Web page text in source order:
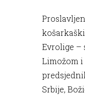
Evrolige –
Limožom
Srbije,